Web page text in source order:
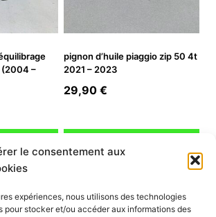
le consentement aux
expériences, nous utilisons des technologies
pour stocker et/ou accéder aux informations des
(2004 –
pignon d’huile piaggio zip 50 4t
2021 – 2023
29,90 €